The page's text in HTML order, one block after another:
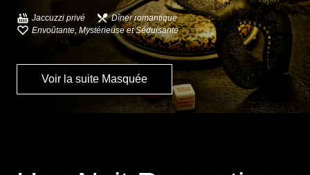
Jaccuzzi privé
Dîner romantique
Envoûtante, Mystérieuse et Séduisante
Voir la suite Masquée